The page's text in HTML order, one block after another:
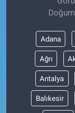
Adana
Ağrı
Antalya
Balıkesir